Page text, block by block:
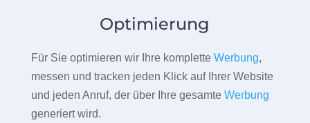
Optimierung
Für Sie optimieren wir Ihre komplette Werbung,
messen und tracken jeden Klick auf Ihrer Website
und jeden Anruf, der über Ihre gesamte Werbung
generiert wird.